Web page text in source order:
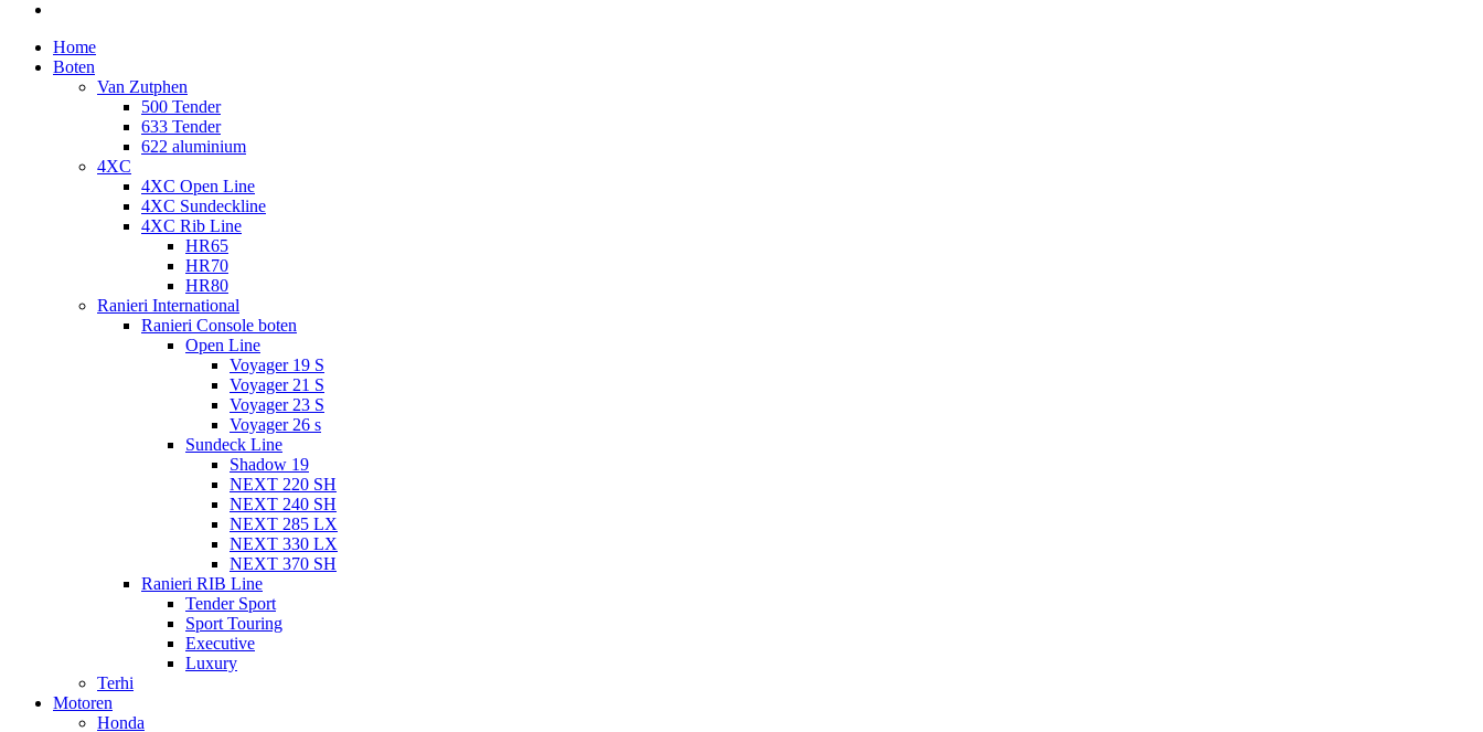
Home
Boten
Van Zutphen
500 Tender
633 Tender
622 aluminium
4XC
4XC Open Line
4XC Sundeckline
4XC Rib Line
HR65
HR70
HR80
Ranieri International
Ranieri Console boten
Open Line
Voyager 19 S
Voyager 21 S
Voyager 23 S
Voyager 26 s
Sundeck Line
Shadow 19
NEXT 220 SH
NEXT 240 SH
NEXT 285 LX
NEXT 330 LX
NEXT 370 SH
Ranieri RIB Line
Tender Sport
Sport Touring
Executive
Luxury
Terhi
Motoren
Honda